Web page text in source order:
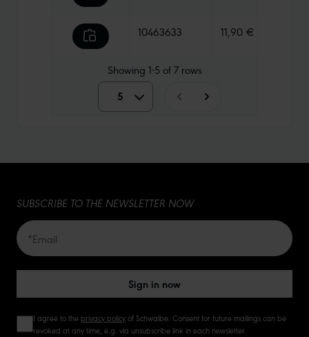
10463633 11,90 €
Showing 1-5of7 rows
5 5
20
SUBSCRIBE TO THE NEWSLETTER NOW
Sign in now
I agree to the privacy policyof Schwalbe. Consent for future mailings can be
revoked at any time, e.g. via unsubscribe link in each newsletter.